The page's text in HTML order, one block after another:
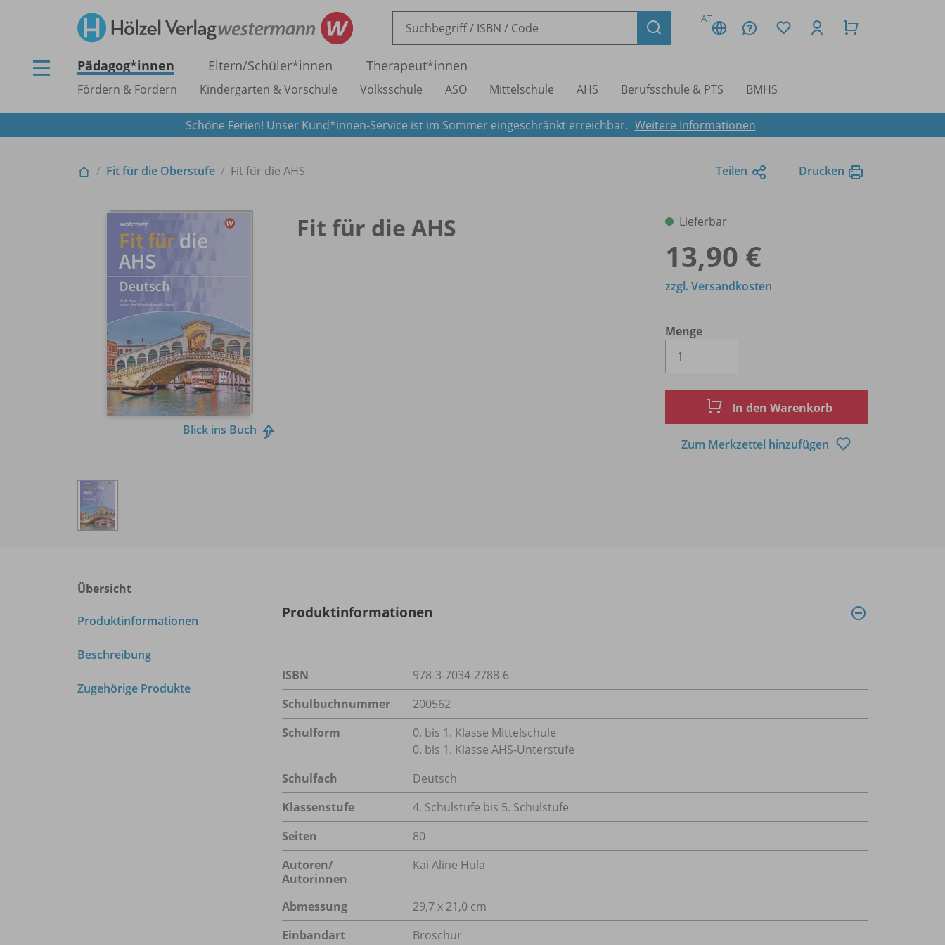
AT
Pädagog*innen Eltern/Schüler*innen Therapeut*innen
Fördern & Fordern Kindergarten & Vorschule Volksschule ASO Mittelschule AHS Berufsschule & PTS BMHS
Schöne Ferien! Unser Kund*innen-Service ist im Sommer eingeschränkt erreichbar. Weitere Informationen
Fit für die Oberstufe Fit für die AHS Teilen Drucken
Blick ins Buch
Fit für die AHS Lieferbar
13,90 €
Menge
zzgl. Versandkosten
In den Warenkorb
Zum Merkzettel hinzufügen
Übersicht
Produktinformationen
Beschreibung
Zugehörige Produkte
Produktinformationen
ISBN
978-3-7034-2788-6
Schulbuchnummer
200562
Schulform
0. bis 1. Klasse Mittelschule
0. bis 1. Klasse AHS-Unterstufe
Schulfach
Deutsch
Klassenstufe
4. Schulstufe bis 5. Schulstufe
Seiten
80
Autoren/
Autorinnen
Kai Aline Hula
Abmessung
29,7 x 21,0 cm
Einbandart
Broschur